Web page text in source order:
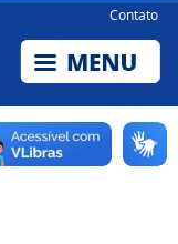
Contato